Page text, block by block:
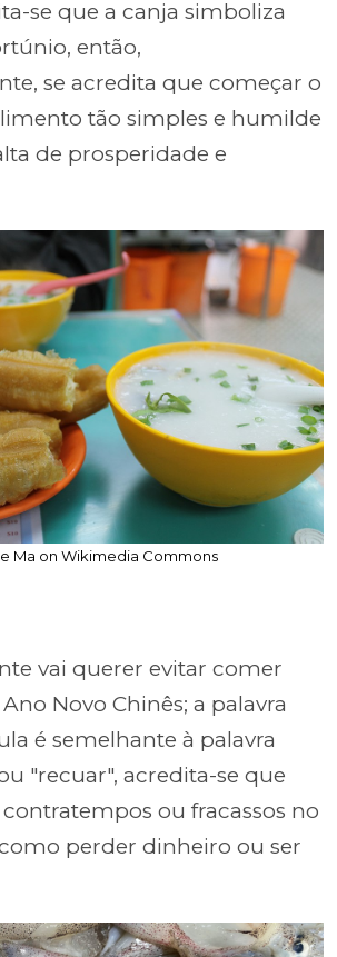
se que a canja simboliza
então,
se acredita que começar o
tão simples e humilde
de prosperidade e
Ma on Wikimedia Commons
vai querer evitar comer
Novo Chinês; a palavra
é semelhante à palavra
"recuar", acredita-se que
ou fracassos no
perder dinheiro ou ser